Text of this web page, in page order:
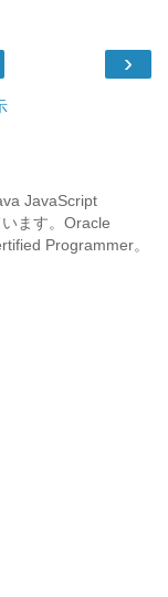
›
JavaScript
ます。Oracle
Programmer。